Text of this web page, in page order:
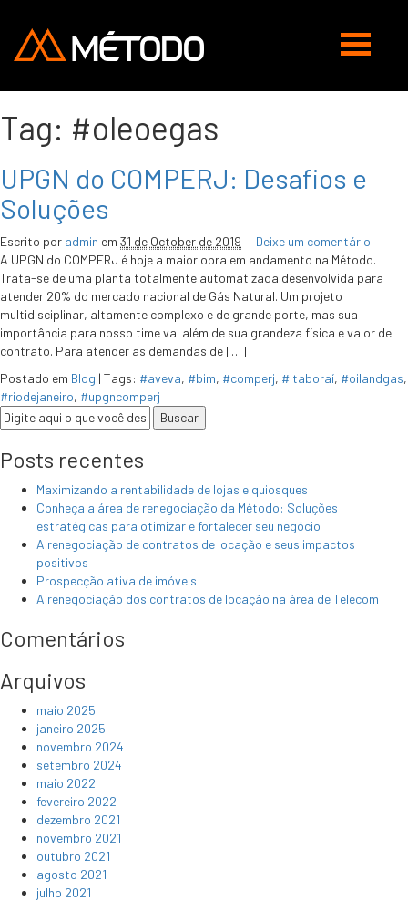
Abrir
Tag: #oleoegas
UPGN do COMPERJ: Desafios e
Soluções
Escrito por admin em 31 de October de 2019 — Deixe um comentário
A UPGN do COMPERJ é hoje a maior obra em andamento na Método.
Trata-se de uma planta totalmente automatizada desenvolvida para
atender 20% do mercado nacional de Gás Natural. Um projeto
multidisciplinar, altamente complexo e de grande porte, mas sua
importância para nosso time vai além de sua grandeza física e valor de
contrato. Para atender as demandas de […]
Postado em Blog | Tags: #aveva, #bim, #comperj, #itaboraí, #oilandgas,
#riodejaneiro, #upgncomperj
Posts recentes
Maximizando a rentabilidade de lojas e quiosques
Conheça a área de renegociação da Método: Soluções
estratégicas para otimizar e fortalecer seu negócio
A renegociação de contratos de locação e seus impactos
positivos
Prospecção ativa de imóveis
A renegociação dos contratos de locação na área de Telecom
Comentários
Arquivos
maio 2025
janeiro 2025
novembro 2024
setembro 2024
maio 2022
fevereiro 2022
dezembro 2021
novembro 2021
outubro 2021
agosto 2021
julho 2021